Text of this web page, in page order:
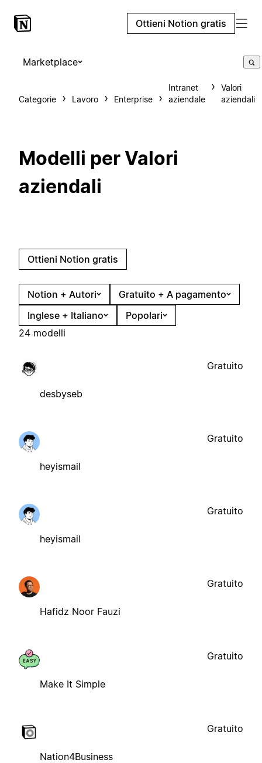
Ottieni Notion gratis
Marketplace
Categorie Lavoro Enterprise
Intranet
aziendale
Valori
aziendali
Modelli per Valori
aziendali
Ottieni Notion gratis
Notion + Autori
Gratuito + A pagamento
Inglese + Italiano
Popolari
24 modelli
desbyseb
Gratuito
heyismail
Gratuito
heyismail
Gratuito
Hafidz Noor Fauzi
Gratuito
Make It Simple
Gratuito
Nation4Business
Gratuito